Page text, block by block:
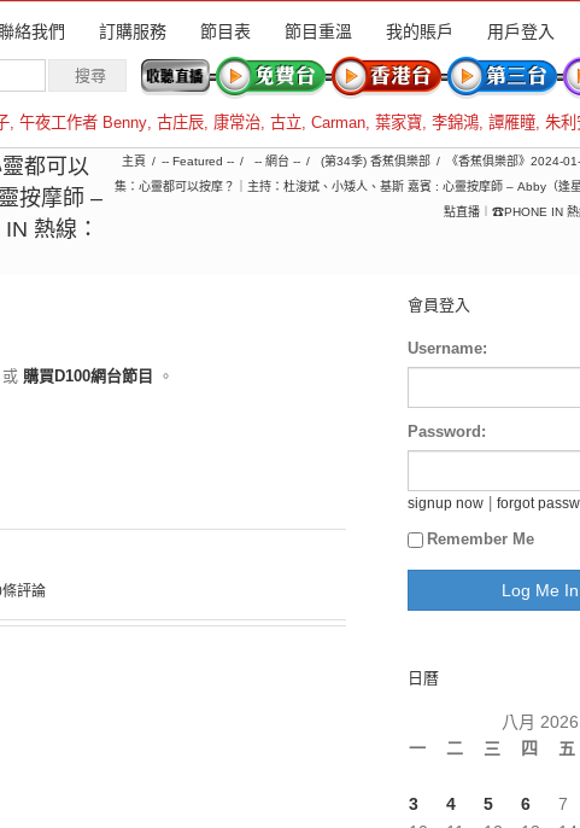
絡我們 訂購服務 節目表 節目重溫 我的賬戶 用戶登入
, 午夜工作者 Benny, 古庄辰, 康常治, 古立, Carman, 葉家寶, 李錦鴻, 譚雁瞳, 朱利
都可以
按摩師 –
熱線：
主頁 -- Featured -- -- 網台 -- (第34季) 香蕉俱樂部
《香蕉俱樂部》2024-
集：心靈都可以按摩？｜主持：杜浚斌、小矮人、基斯 嘉賓 : 心靈按摩師 – Abby（逢
點直播︱☎PHONE IN 熱
或 購買D100網台節目 。
評論
會員登入
Username:
Password:
signup now forgot
Remember Me
日曆
八月 2026
一
二 三 四 五
3
4 5 6 7